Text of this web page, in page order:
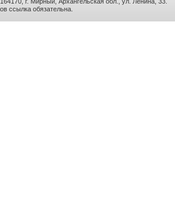
ссылка обязательна.